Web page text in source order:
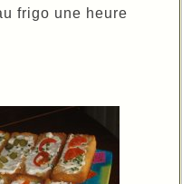
frigo une heure